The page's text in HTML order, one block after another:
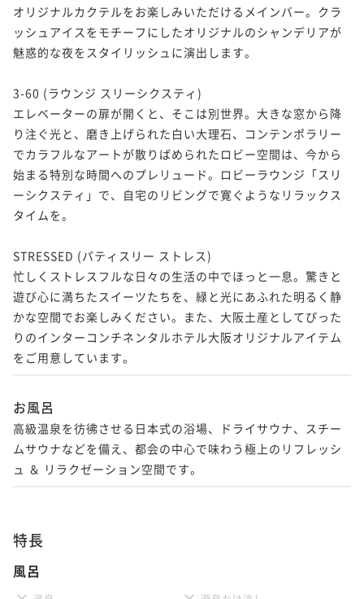
オリジナルカクテルをお楽しみいただけるメインバー。クラ
ッシュアイスをモチーフにしたオリジナルのシャンデリアが
魅惑的な夜をスタイリッシュに演出します。
3-60 (ラウンジ スリーシクスティ)
エレベーターの扉が開くと、そこは別世界。大きな窓から降
り注ぐ光と、磨き上げられた白い大理石、コンテンポラリー
でカラフルなアートが散りばめられたロビー空間は、今から
始まる特別な時間へのプレリュード。ロビーラウンジ「スリ
ーシクスティ」で、自宅のリビングで寛ぐようなリラックス
タイムを。
STRESSED (パティスリー ストレス)
忙しくストレスフルな日々の生活の中でほっと一息。驚きと
遊び心に満ちたスイーツたちを、緑と光にあふれた明るく静
かな空間でお楽しみください。また、大阪土産としてぴった
りのインターコンチネンタルホテル大阪オリジナルアイテム
をご用意しています。
お風呂
高級温泉を彷彿させる日本式の浴場、ドライサウナ、スチー
ムサウナなどを備え、都会の中心で味わう極上のリフレッシ
ュ ＆ リラクゼーション空間です。
特長
風呂